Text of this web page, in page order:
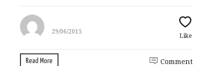
29/06/2015
Like
Read More Comment